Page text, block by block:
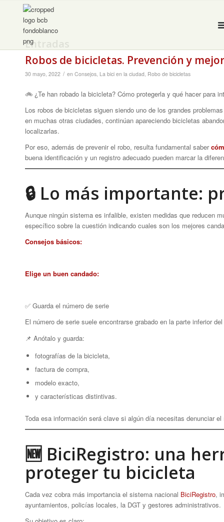
Entradas
Robos de bicicletas. Prevención y
30 mayo, 2022 / en Consejos, La bici en la ciudad, Robo de bicicletas
🚲 ¿Te han robado la bicicleta? Cómo protegerla y qué hacer para
Los robos de bicicletas siguen siendo uno de los grandes
en muchas otras ciudades, continúan apareciendo bicicletas
localizarlas.
Por eso, además de prevenir el robo, resulta fundamental saber
buena identificación y un registro adecuado pueden marcar la
🔒 Lo más importante:
Aunque ningún sistema es infalible, existen medidas que reducen
específico sobre la cuestión indicando cuales son los mejores
Consejos básicos:
Elige un buen candado:
✅ Guarda el número de serie
El número de serie suele encontrarse grabado en la parte inferior
📌 Anótalo y guarda:
fotografías de la bicicleta,
factura de compra,
modelo exacto,
y características distintivas.
Toda esa información será clave si algún día necesitas denunciar el
🆕 BiciRegistro: una
proteger tu bicicleta
Cada vez cobra más importancia el sistema nacional BiciRegistro,
ayuntamientos, policías locales, la DGT y gestores administrativos.